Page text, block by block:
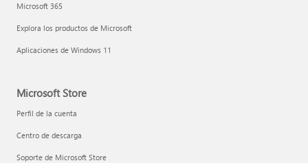
Microsoft 365
Explora los productos de Microsoft
Aplicaciones de Windows 11
Microsoft Store
Perfil de la cuenta
Centro de descarga
Soporte de Microsoft Store